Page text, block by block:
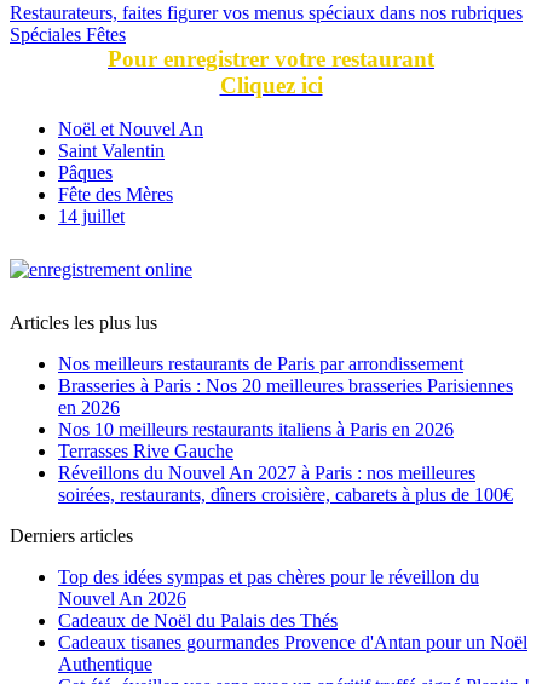
Restaurateurs, faites figurer vos menus spéciaux dans nos rubriques
Spéciales Fêtes
Pour enregistrer votre restaurant
Cliquez ici
Noël et Nouvel An
Saint Valentin
Pâques
Fête des Mères
14 juillet
Articles les plus lus
Nos meilleurs restaurants de Paris par arrondissement
Brasseries à Paris : Nos 20 meilleures brasseries Parisiennes
en 2026
Nos 10 meilleurs restaurants italiens à Paris en 2026
Terrasses Rive Gauche
Réveillons du Nouvel An 2027 à Paris : nos meilleures
soirées, restaurants, dîners croisière, cabarets à plus de 100€
Derniers articles
Top des idées sympas et pas chères pour le réveillon du
Nouvel An 2026
Cadeaux de Noël du Palais des Thés
Cadeaux tisanes gourmandes Provence d'Antan pour un Noël
Authentique